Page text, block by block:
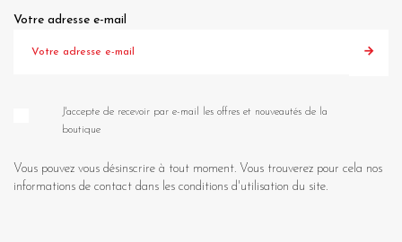
Votre adresse e-mail
J'accepte de recevoir par e-mail les offres et nouveautés de la
boutique
Vous pouvez vous désinscrire à tout moment. Vous trouverez pour cela nos
informations de contact dans les conditions d'utilisation du site.